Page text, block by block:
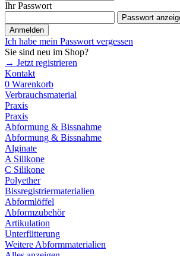
Ihr Passwort
Passwort
Anmelden
Ich habe mein Passwort vergessen
Sie sind neu im Shop?
→ Jetzt registrieren
Kontakt
0 Warenkorb
Verbrauchsmaterial
Praxis
Praxis
Abformung & Bissnahme
Abformung & Bissnahme
Alginate
A Silikone
C Silikone
Polyether
Bissregistriermaterialien
Abformlöffel
Abformzubehör
Artikulation
Unterfütterung
Weitere Abformmaterialien